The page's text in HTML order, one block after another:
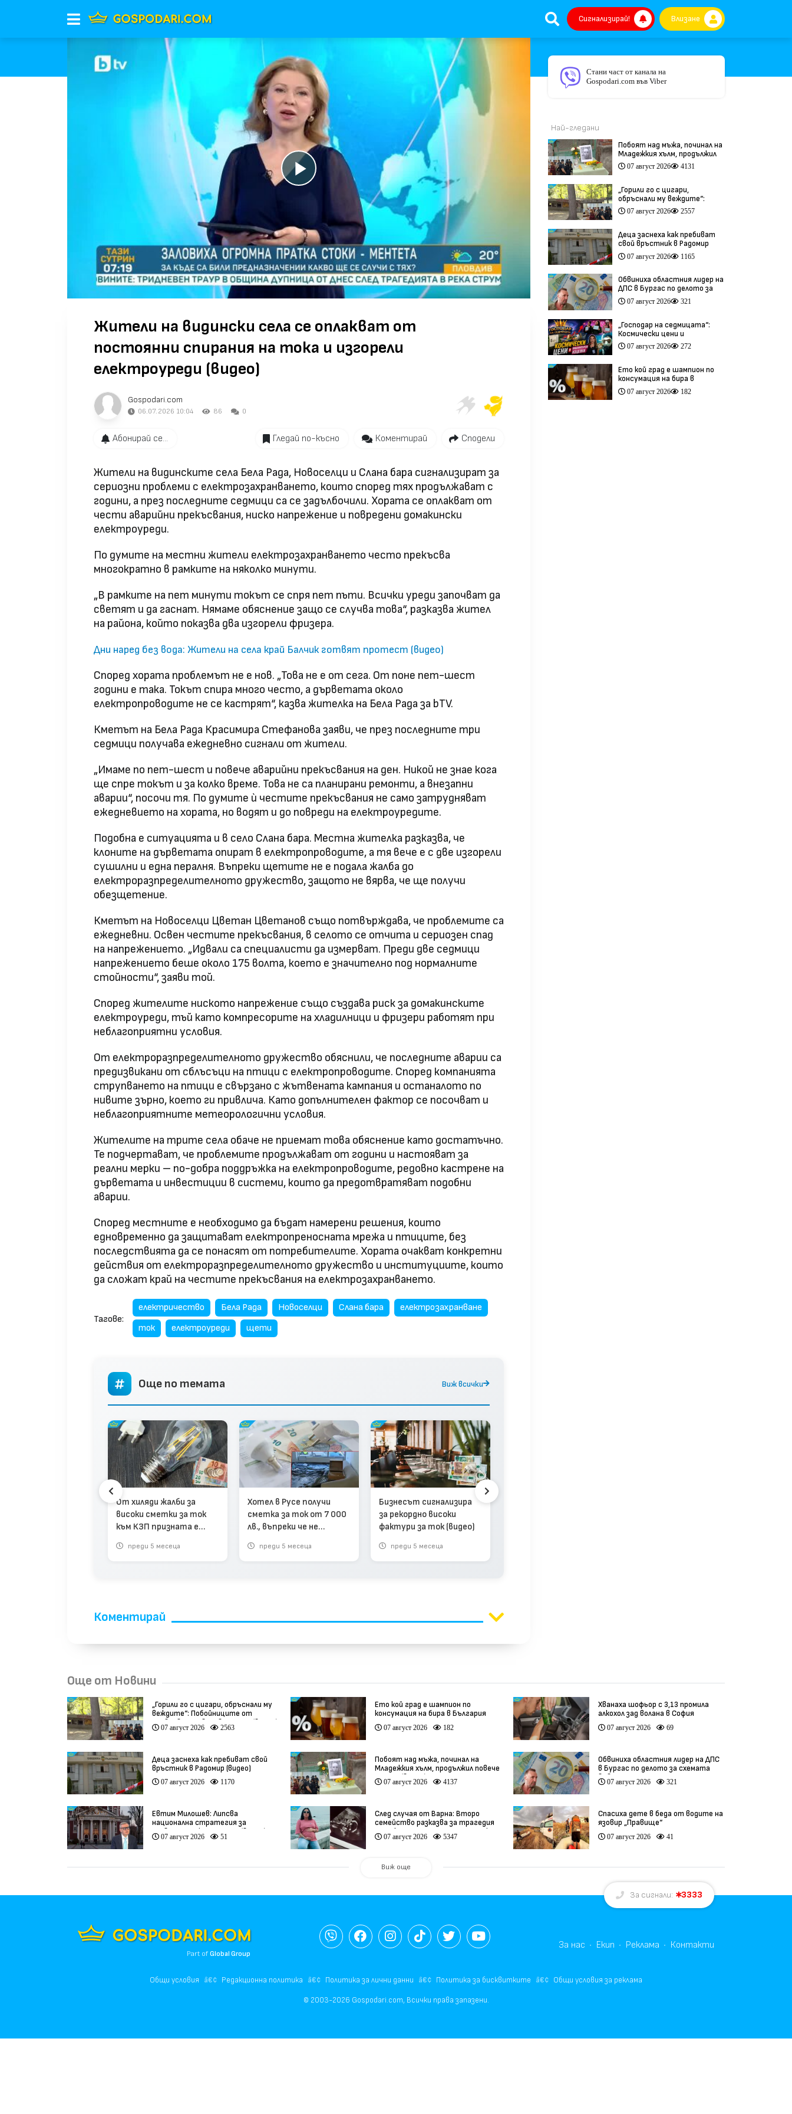
Сигнализирай! Влизане
Жители на видински села се оплакват от
постоянни спирания на тока и изгорели
електроуреди (видео)
Gospodari.com
06.07.2026 10:04 86 0
Абонирай се... Гледай по-късно Коментирай Сподели
Жители на видинските села Бела Рада, Новоселци и Слана бара сигнализират за
сериозни проблеми с електрозахранването, които според тях продължават с
години, а през последните седмици са се задълбочили. Хората се оплакват от
чести аварийни прекъсвания, ниско напрежение и повредени домакински
електроуреди.
По думите на местни жители електрозахранването често прекъсва
многократно в рамките на няколко минути.
„В рамките на пет минути токът се спря пет пъти. Всички уреди започват да
светят и да гаснат. Нямаме обяснение защо се случва това“, разказва жител
на района, който показва два изгорели фризера.
Дни наред без вода: Жители на села край Балчик готвят протест (видео)
Според хората проблемът не е нов. „Това не е от сега. От поне пет-шест
години е така. Токът спира много често, а дърветата около
електропроводите не се кастрят“, казва жителка на Бела Рада за bTV.
Кметът на Бела Рада Красимира Стефанова заяви, че през последните три
седмици получава ежедневно сигнали от жители.
„Имаме по пет-шест и повече аварийни прекъсвания на ден. Никой не знае кога
ще спре токът и за колко време. Това не са планирани ремонти, а внезапни
аварии“, посочи тя. По думите ѝ честите прекъсвания не само затрудняват
ежедневието на хората, но водят и до повреди на електроуредите.
Подобна е ситуацията и в село Слана бара. Местна жителка разказва, че
клоните на дърветата опират в електропроводите, а тя вече е с две изгорели
сушилни и една пералня. Въпреки щетите не е подала жалба до
електроразпределителното дружество, защото не вярва, че ще получи
обезщетение.
Кметът на Новоселци Цветан Цветанов също потвърждава, че проблемите са
ежедневни. Освен честите прекъсвания, в селото се отчита и сериозен спад
на напрежението. „Идвали са специалисти да измерват. Преди две седмици
напрежението беше около 175 волта, което е значително под нормалните
стойности“, заяви той.
Според жителите ниското напрежение също създава риск за домакинските
електроуреди, тъй като компресорите на хладилници и фризери работят при
неблагоприятни условия.
От електроразпределителното дружество обяснили, че последните аварии са
предизвикани от сблъсъци на птици с електропроводите. Според компанията
струпването на птици е свързано с жътвената кампания и останалото по
нивите зърно, което ги привлича. Като допълнителен фактор се посочват и
неблагоприятните метеорологични условия.
Жителите на трите села обаче не приемат това обяснение като достатъчно.
Те подчертават, че проблемите продължават от години и настояват за
реални мерки – по-добра поддръжка на електропроводите, редовно кастрене на
дърветата и инвестиции в системи, които да предотвратяват подобни
аварии.
Според местните е необходимо да бъдат намерени решения, които
едновременно да защитават електропреносната мрежа и птиците, без
последствията да се понасят от потребителите. Хората очакват конкретни
действия от електроразпределителното дружество и институциите, които
да сложат край на честите прекъсвания на електрозахранването.
Тагове:
електричество Бела Рада Новоселци Слана бара
електрозахранване
ток
електроуреди щети
Още по темата Виж всички
От хиляди жалби за
високи сметки за ток
към КЗП призната е
преди 5 месеца
Хотел в Русе получи
сметка за ток от 7 000
лв., въпреки че не
преди 5 месеца
Бизнесът сигнализира
за рекордно високи
фактури за ток (видео)
преди 5 месеца
Коментирай
Стани част от канала на
Gospodari.com във Viber
Най-гледани
Побоят над мъжа, починал на
Младежкия хълм, продължил
повече от час (видео)
07 август 2026 4131
„Горили го с цигари,
обръснали му веждите“:
Побойниците от Пловдив
остават в ареста (видео)
07 август 2026 2557
Деца заснеха как пребиват
свой връстник в Радомир
(видео)07 август 2026 1165
Обвиниха областния лидер на
ДПС в Бургас по делото за
схемата във ВиК
07 август 2026 321
„Господар на седмицата“:
Космически цени и
инфлуенсърски изцепки
(видео)
07 август 2026 272
Ето кой град е шампион по
консумация на бира в
България
07 август 2026 182
Още от Новини
„Горили го с цигари, обръснали му
веждите“: Побойниците от
Пловдив остават в ареста (видео)
07 август 2026 2563
Ето кой град е шампион по
консумация на бира в България
07 август 2026 182
Хванаха шофьор с 3,13 промила
алкохол зад волана в София
07 август 2026 69
Деца заснеха как пребиват свой
връстник в Радомир (видео)
07 август 2026 1170
Побоят над мъжа, починал на
Младежкия хълм, продължил повече
от час (видео)
07 август 2026 4137
Обвиниха областния лидер на ДПС
в Бургас по делото за схемата
във ВиК
07 август 2026 321
Евтим Милошев: Липсва
национална стратегия за
развитие на културата (видео)
07 август 2026 51
След случая от Варна: Второ
семейство разказва за трагедия
след бременност при същия лекар
(видео)
07 август 2026 5347
Спасиха дете в беда от водите на
язовир „Правище“
07 август 2026 41
Виж още
За сигнали: 3333
Part ofGlobal Group
За нас Екип Реклама Контакти
Общи условия Редакционна политика Политика за лични данни Политика за бисквитките Общи условия за реклама
© 2003-2026 Gospodari.com, Всички права запазени.